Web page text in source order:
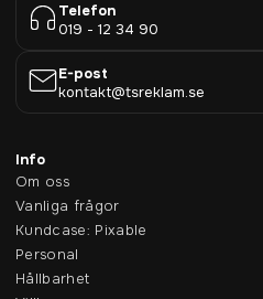
Telefon
019 - 12 34 90
E-post
kontakt@tsreklam.se
Info
Om oss
Vanliga frågor
Kundcase: Pixable
Personal
Hållbarhet